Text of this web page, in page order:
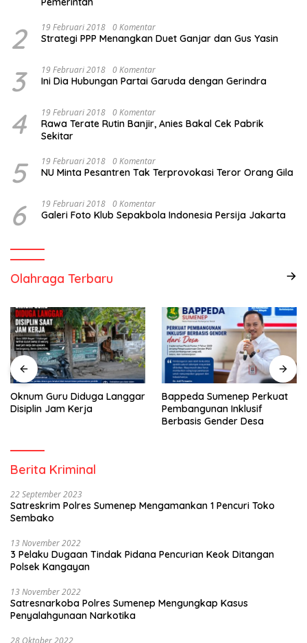
2 19 Februari 2018 0 Komentar
Strategi PPP Menangkan Duet Ganjar dan Gus Yasin
3 19 Februari 2018 0 Komentar
Ini Dia Hubungan Partai Garuda dengan Gerindra
4 19 Februari 2018 0 Komentar
Rawa Terate Rutin Banjir, Anies Bakal Cek Pabrik
Sekitar
5 19 Februari 2018 0 Komentar
NU Minta Pesantren Tak Terprovokasi Teror Orang Gila
6 19 Februari 2018 0 Komentar
Galeri Foto Klub Sepakbola Indonesia Persija Jakarta
Olahraga Terbaru
Oknum Guru Diduga Langgar
Disiplin Jam Kerja
Bappeda Sumenep Perkuat
Pembangunan Inklusif
Berbasis Gender Desa
Berita Kriminal
22 September 2023
Satreskrim Polres Sumenep Mengamankan 1 Pencuri Toko
Sembako
13 November 2022
3 Pelaku Dugaan Tindak Pidana Pencurian Keok Ditangan
Polsek Kangayan
13 November 2022
Satresnarkoba Polres Sumenep Mengungkap Kasus
Penyalahgunaan Narkotika
28 Oktober 2022